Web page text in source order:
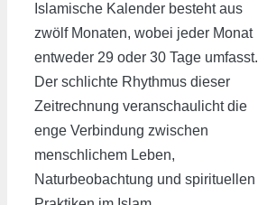
Islamische Kalender besteht aus
zwölf Monaten, wobei jeder Monat
entweder 29 oder 30 Tage umfasst.
Der schlichte Rhythmus dieser
Zeitrechnung veranschaulicht die
enge Verbindung zwischen
menschlichem Leben,
Naturbeobachtung und spirituellen